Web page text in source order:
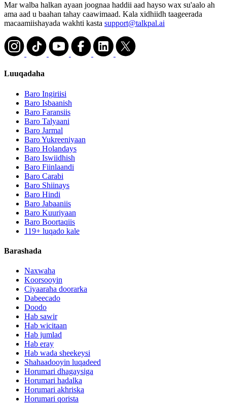
Mar walba halkan ayaan joognaa haddii aad hayso wax su'aalo ah
ama aad u baahan tahay caawimaad. Kala xidhiidh taageerada
macaamiishayada wakhti kasta support@talkpal.ai
Luuqadaha
Baro Ingiriisi
Baro Isbaanish
Baro Faransiis
Baro Talyaani
Baro Jarmal
Baro Yukreeniyaan
Baro Holandays
Baro Iswiidhish
Baro Fiinlaandi
Baro Carabi
Baro Shiinays
Baro Hindi
Baro Jabaaniis
Baro Kuuriyaan
Baro Boortaqiis
119+ luqado kale
Barashada
Naxwaha
Koorsooyin
Ciyaaraha doorarka
Dabeecado
Doodo
Hab sawir
Hab wicitaan
Hab jumlad
Hab eray
Hab wada sheekeysi
Shahaadooyin luqadeed
Horumari dhagaysiga
Horumari hadalka
Horumari akhriska
Horumari qorista